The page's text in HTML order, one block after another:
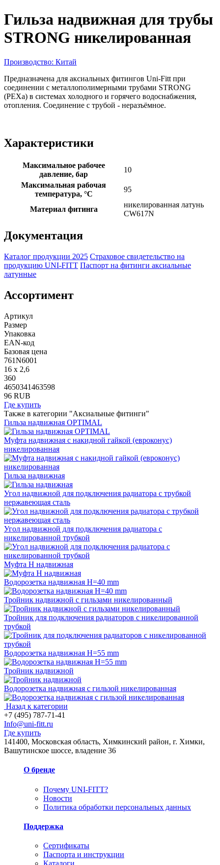
Гильза надвижная для трубы
STRONG никелированная
Производство: Китай
Предназначена для аксиальных фитингов Uni-Fitt при
соединении c металлополимерными трубами STRONG
(PEXа) в системах холодного и горячего водоснабжения,
отопления. Соединение с трубой - неразъёмное.
Характеристики
Максимальное рабочее
давление, бар
10
Максимальная рабочая
температура, °С
95
Материал фитинга
никелированная латунь
CW617N
Документация
Каталог продукции 2025 Страховое свидетельство на
продукцию UNI-FITT Паспорт на фитинги аксиальные
латунные
Ассортимент
Артикул
Размер
Упаковка
EAN-код
Базовая цена
761N6001
16 x 2,6
360
4650341463598
96 RUB
Где купить
Также в категории "Аксиальные фитинги"
Гильза надвижная OPTIMAL
Муфта надвижная с накидной гайкой (евроконус)
никелированная
Гильза надвижная
Угол надвижной для подключения радиатора с трубкой
нержавеющая сталь
Угол надвижной для подключения радиатора с
никелированной трубкой
Муфта Н надвижная
Водорозетка надвижная H=40 mm
Тройник надвижной с гильзами никелированный
Тройник для подключения радиаторов с никелированной
трубкой
Водорозетка надвижная H=55 mm
Тройник надвижной
Водорозетка надвижная с гильзой никелированная
Назад к категории
+7 (495) 787-71-41
Info@uni-fitt.ru
Где купить
141400, Московская область, Химкинский район, г. Химки,
Вашутинское шоссе, владение 36
О бренде
Почему UNI-FITT?
Новости
Политика обработки персональных данных
Поддержка
Сертификаты
Паспорта и инструкции